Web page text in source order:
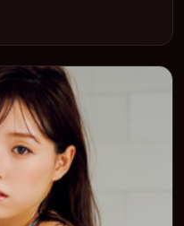
定于 2025-07-14 在内地院
片中口碑稳健，适合喜欢强